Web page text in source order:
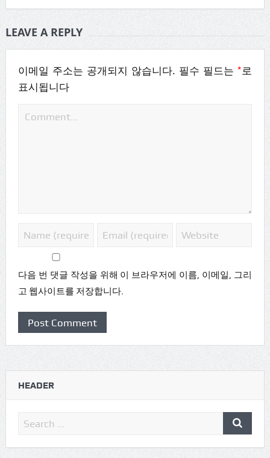
LEAVE A REPLY
이메일 주소는 공개되지 않습니다. 필수 필드는*로
표시됩니다
다음 번 댓글 작성을 위해 이 브라우저에 이름, 이메일, 그리
고 웹사이트를 저장합니다.
HEADER